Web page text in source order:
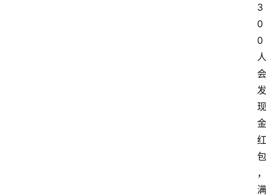
3
0
0
人
会
发
现
金
红
包
，
满